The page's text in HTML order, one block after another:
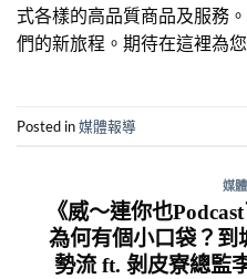
式各樣的高品質商品及服務
們的新旅程。期待在這裡為您
Posted in媒體報導
媒
《威～連你也
為何有個小口袋？到
勢流 ft. 剝皮寮總監